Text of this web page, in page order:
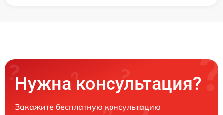
Нужна консультация?
Закажите бесплатную консультацию